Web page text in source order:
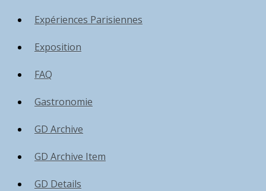
Expériences Parisiennes
Exposition
FAQ
Gastronomie
GD Archive
GD Archive Item
GD Details